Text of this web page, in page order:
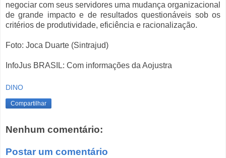
negociar com seus servidores uma mudança organizacional
de grande impacto e de resultados questionáveis sob os
critérios de produtividade, eficiência e racionalização.
Foto: Joca Duarte (Sintrajud)
InfoJus BRASIL: Com informações da Aojustra
DINO
Compartilhar
Nenhum comentário:
Postar um comentário